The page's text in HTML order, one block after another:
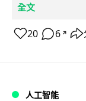
全文
20 6 ↗
人工智能